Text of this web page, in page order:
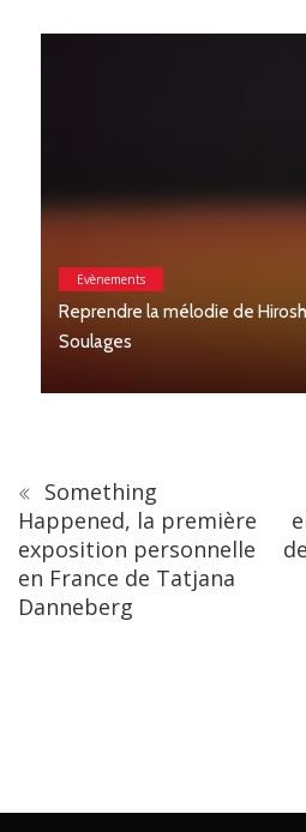
Evènements
Reprendre la mélodie de Hiroshi
Soulages
Something
Happened, la première
exposition personnelle
en France de Tatjana
Danneberg